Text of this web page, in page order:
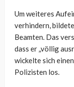
Um weiteres
verhindern,
Beamten. Das
dass er „völlig
wickelte sich
Polizisten los.